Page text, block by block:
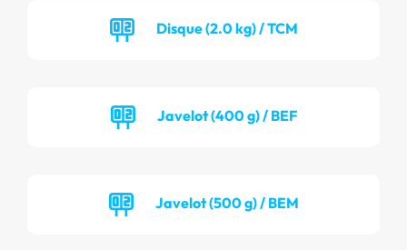
Disque (2.0 kg) / TCM
Javelot (400 g) / BEF
Javelot (500 g) / BEM